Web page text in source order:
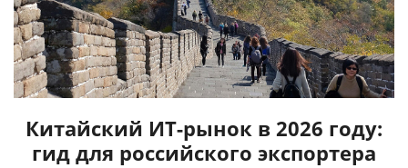
Китайский ИТ-рынок в 2026 году:
гид для российского экспортера